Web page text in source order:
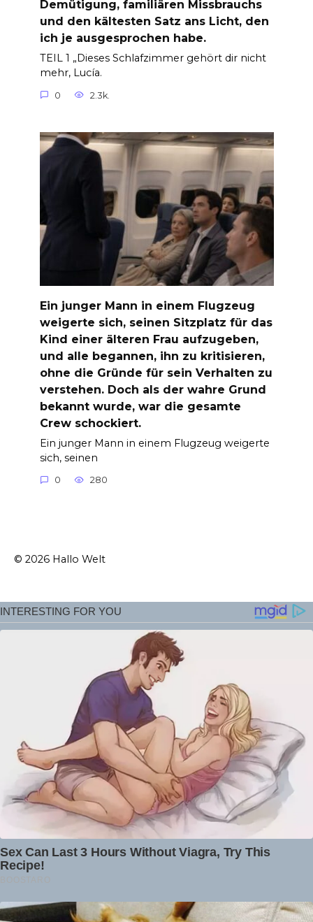
Demütigung, familiären Missbrauchs
und den kältesten Satz ans Licht, den
ich je ausgesprochen habe.
TEIL 1 „Dieses Schlafzimmer gehört dir nicht
mehr, Lucía.
0 2.3k.
Ein junger Mann in einem Flugzeug
weigerte sich, seinen Sitzplatz für das
Kind einer älteren Frau aufzugeben,
und alle begannen, ihn zu kritisieren,
ohne die Gründe für sein Verhalten zu
verstehen. Doch als der wahre Grund
bekannt wurde, war die gesamte
Crew schockiert.
Ein junger Mann in einem Flugzeug weigerte
sich, seinen
0 280
© 2026 Hallo Welt